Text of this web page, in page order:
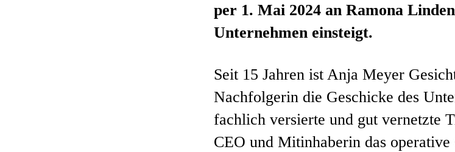
per 1. Mai 2024 an Ramona
Unternehmen einsteigt.
Seit 15 Jahren ist Anja Meyer
Nachfolgerin die Geschicke des
fachlich versierte und gut vernetzte
CEO und Mitinhaberin das